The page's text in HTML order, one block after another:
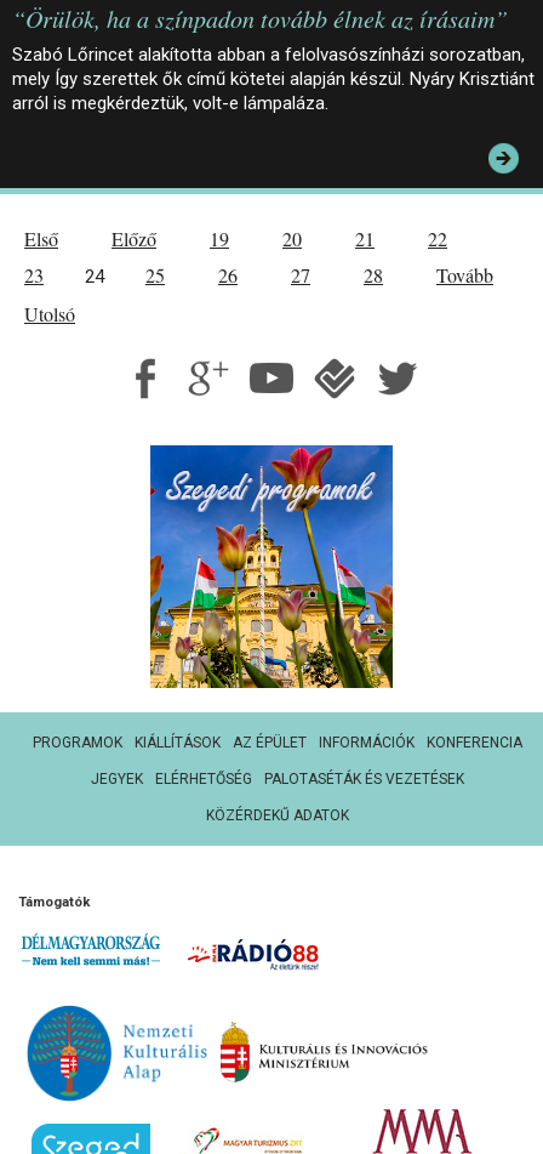
“Örülök, ha a színpadon tovább élnek az írásaim”
Szabó Lőrincet alakította abban a felolvasószínházi sorozatban,
mely Így szerettek ők című kötetei alapján készül. Nyáry Krisztiánt
arról is megkérdeztük, volt-e lámpaláza.
Első Előző 19 20 21
22
23
24 25 26 27 28
Tovább
Utolsó
PROGRAMOK KIÁLLÍTÁSOK AZ ÉPÜLET INFORMÁCIÓK KONFERENCIA
JEGYEK ELÉRHETŐSÉG PALOTASÉTÁK ÉS VEZETÉSEK
KÖZÉRDEKŰ ADATOK
Támogatók